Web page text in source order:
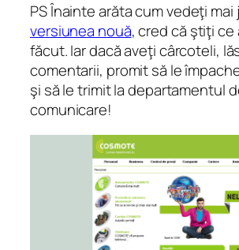
PS Înainte arăta cum vedeţi mai
versiunea nouă, cred că ştiţi ce
făcut. Iar dacă aveţi cârcoteli,
comentarii, promit să le
şi să le trimit la departamentul
comunicare!